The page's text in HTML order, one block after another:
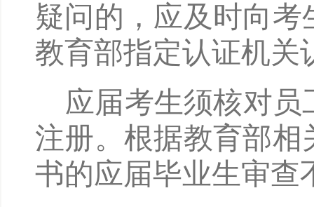
疑问的，应及时向
教育部指定认证机关
应届考生须核对
注册。根据教育部
书的应届毕业生审查